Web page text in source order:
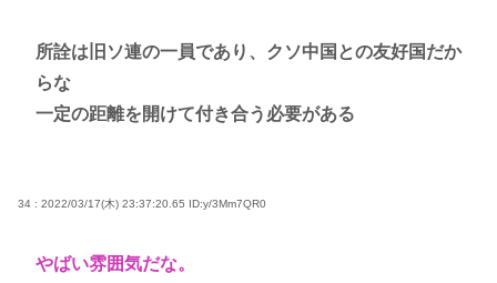
所詮は旧ソ連の一員であり、クソ中国との友好国だか
らな
一定の距離を開けて付き合う必要がある
34 : 2022/03/17(木) 23:37:20.65 ID:y/3Mm7QR0
やばい雰囲気だな。